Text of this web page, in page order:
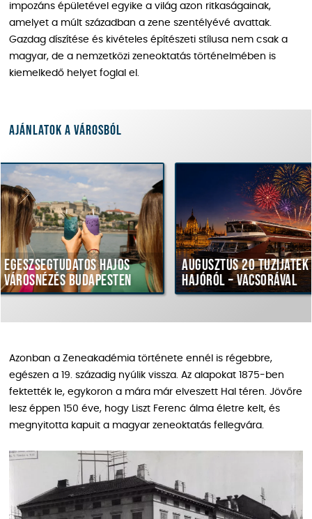
impozáns épületével egyike a világ azon ritkaságainak,
amelyet a múlt században a zene szentélyévé avattak.
Gazdag díszítése és kivételes építészeti stílusa nem csak a
magyar, de a nemzetközi zeneoktatás történelmében is
kiemelkedő helyet foglal el.
Ajánlatok a városból
hajós
Augusztus 20 tűzijáték
hajóról – vacsorával
Azonban a Zeneakadémia története ennél is régebbre,
egészen a 19. századig nyúlik vissza. Az alapokat 1875-ben
fektették le, egykoron a mára már elveszett Hal téren. Jövőre
lesz éppen 150 éve, hogy Liszt Ferenc álma életre kelt, és
megnyitotta kapuit a magyar zeneoktatás fellegvára.